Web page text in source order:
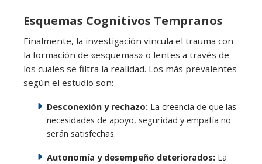
Esquemas Cognitivos Tempranos
Finalmente, la investigación vincula el trauma con
la formación de «esquemas» o lentes a través de
los cuales se filtra la realidad. Los más prevalentes
según el estudio son:
Desconexión y rechazo: La creencia de que las
necesidades de apoyo, seguridad y empatía no
serán satisfechas.
Autonomía y desempeño deteriorados: La